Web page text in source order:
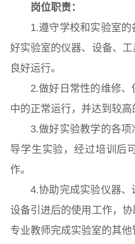
院党委 院行政
教学科研岗 行政管理岗
本科教育 研究生教育
科研概况 学术动态
岗位职责：
1.遵守学校和实验室
好实验室的仪器、设备、
良好运行。
2.做好日常性的维修
中的正常运行，并达到较高
3.做好实验教学的各
导学生实验，经过培训后
作。
4.协助完成实验仪器
设备引进后的使用工作，
专业教师完成实验室的其他